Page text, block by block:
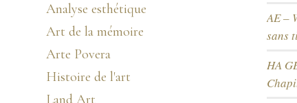
Analyse esthétique
Art de la mémoire
Arte Povera
Histoire de l'art
AE –
sans
HA